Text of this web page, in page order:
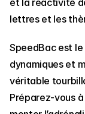
et la réactivité
lettres et les
SpeedBac est
dynamiques et
véritable
Préparez-vous